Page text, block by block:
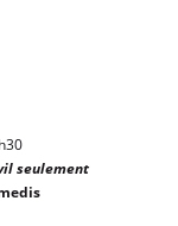
seulement